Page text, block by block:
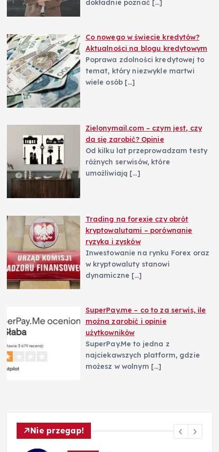
dokładnie poznać […]
Co nowego w świecie kredytów?
Aktualności na blogu kredytowym
Poprawa zdolności kredytowej to
temat, który niezwykle martwi
wiele osób […]
Zielonymail.com – czym jest, czy
da się zarobić? Opinie
Od kilku lat przeprowadzam testy
różnych serwisów, które
umożliwiają […]
Trading na forexie czy obrót
kryptowalutami – porównanie
ryzyka i zysków
Inwestowanie na rynku Forex oraz
w kryptowaluty stanowi
dynamiczne […]
SuperPay.me – co to za serwis, ile
można zarobić i opinie
użytkowników
SuperPay.Me to jedna z
najciekawszych platform, gdzie
możesz w wolnym […]
Nie przegap!